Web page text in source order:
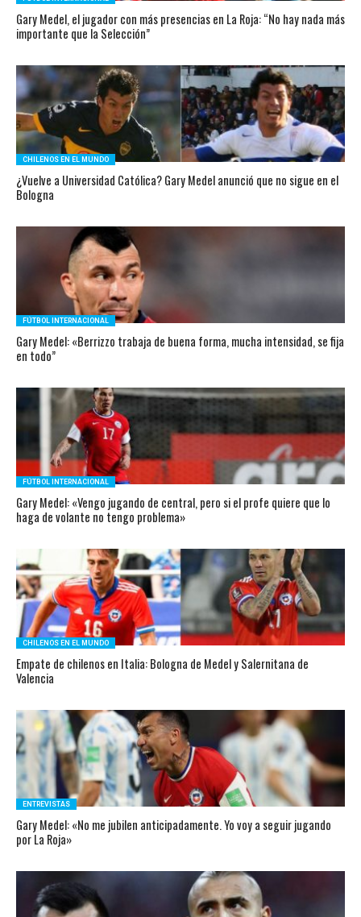
Gary Medel, el jugador con más presencias en La Roja: “No hay nada más
importante que la Selección”
CHILENOS EN EL MUNDO
¿Vuelve a Universidad Católica? Gary Medel anunció que no sigue en el
Bologna
FÚTBOL INTERNACIONAL
Gary Medel: «Berrizzo trabaja de buena forma, mucha intensidad, se fija
en todo”
FÚTBOL INTERNACIONAL
Gary Medel: «Vengo jugando de central, pero si el profe quiere que lo
haga de volante no tengo problema»
CHILENOS EN EL MUNDO
Empate de chilenos en Italia: Bologna de Medel y Salernitana de
Valencia
ENTREVISTAS
Gary Medel: «No me jubilen anticipadamente. Yo voy a seguir jugando
por La Roja»